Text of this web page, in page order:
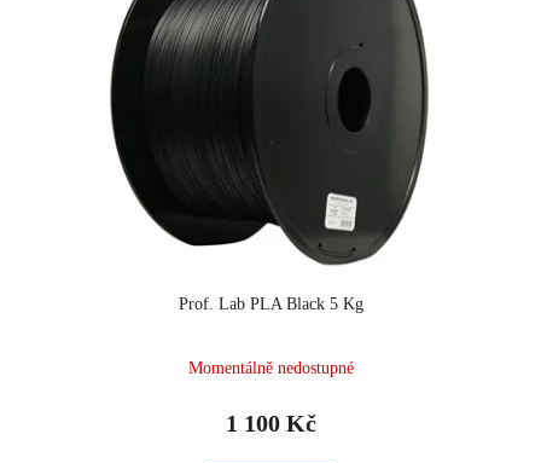
Prof. Lab PLA Black 5 Kg
Momentálně nedostupné
1 100 Kč